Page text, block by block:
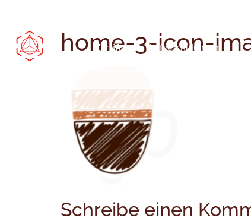
Zertifizierte Kaffeeschulungen
home-3-icon-
Schreibe einen